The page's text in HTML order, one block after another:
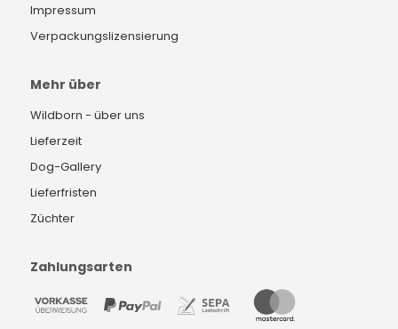
Impressum
Verpackungslizensierung
Mehr über
Wildborn - über uns
Lieferzeit
Dog-Gallery
Lieferfristen
Züchter
Zahlungsarten